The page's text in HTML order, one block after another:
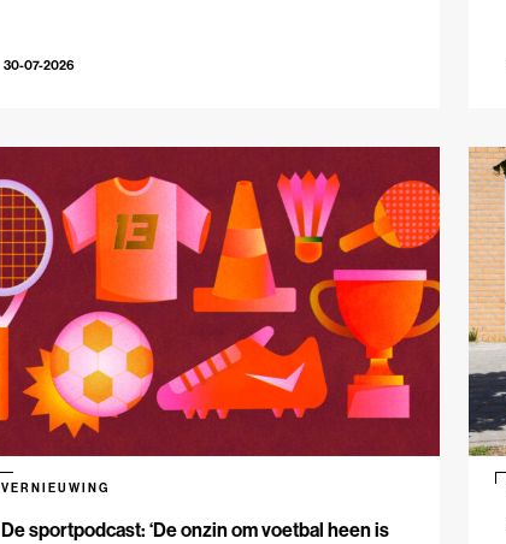
30-07-2026
De sportpodcast: ‘De onzin om voetbal heen is
VERNIEUWING